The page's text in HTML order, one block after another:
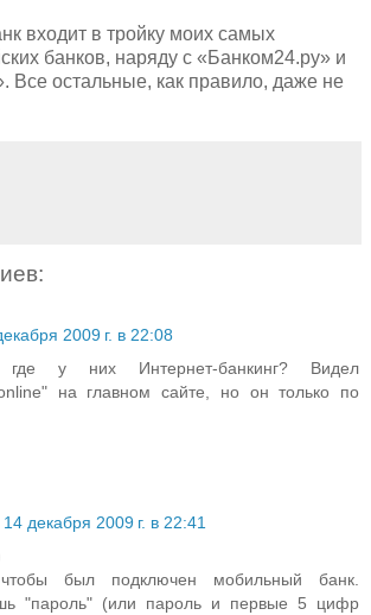
входит в тройку моих самых
банков, наряду с «Банком24.ру» и
Все остальные, как правило, даже не
2009 г. в 22:08
где у них Интернет-банкинг? Видел
на главном сайте, но он только по
14 декабря 2009 г. в 22:41
был подключен мобильный банк.
"пароль" (или пароль и первые 5 цифр